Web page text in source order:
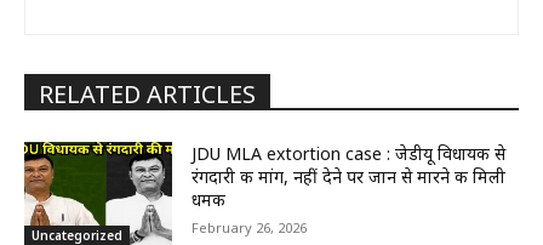
RELATED ARTICLES
Uncategorized
JDU MLA extortion case : जेडीयू विधायक से
रंगदारी की मांग, नहीं देने पर जान से मारने की मिली
धमकी
February 26, 2026